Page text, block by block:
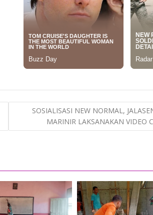
SOSIALISASI NEW NORMAL,
MARINIR LAKSANAKAN VIDEO